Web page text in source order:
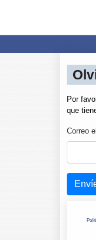
Por
que
Correo